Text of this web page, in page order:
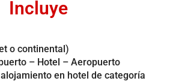
Incluye
o continental)
– Hotel – Aeropuerto
en hotel de categoría